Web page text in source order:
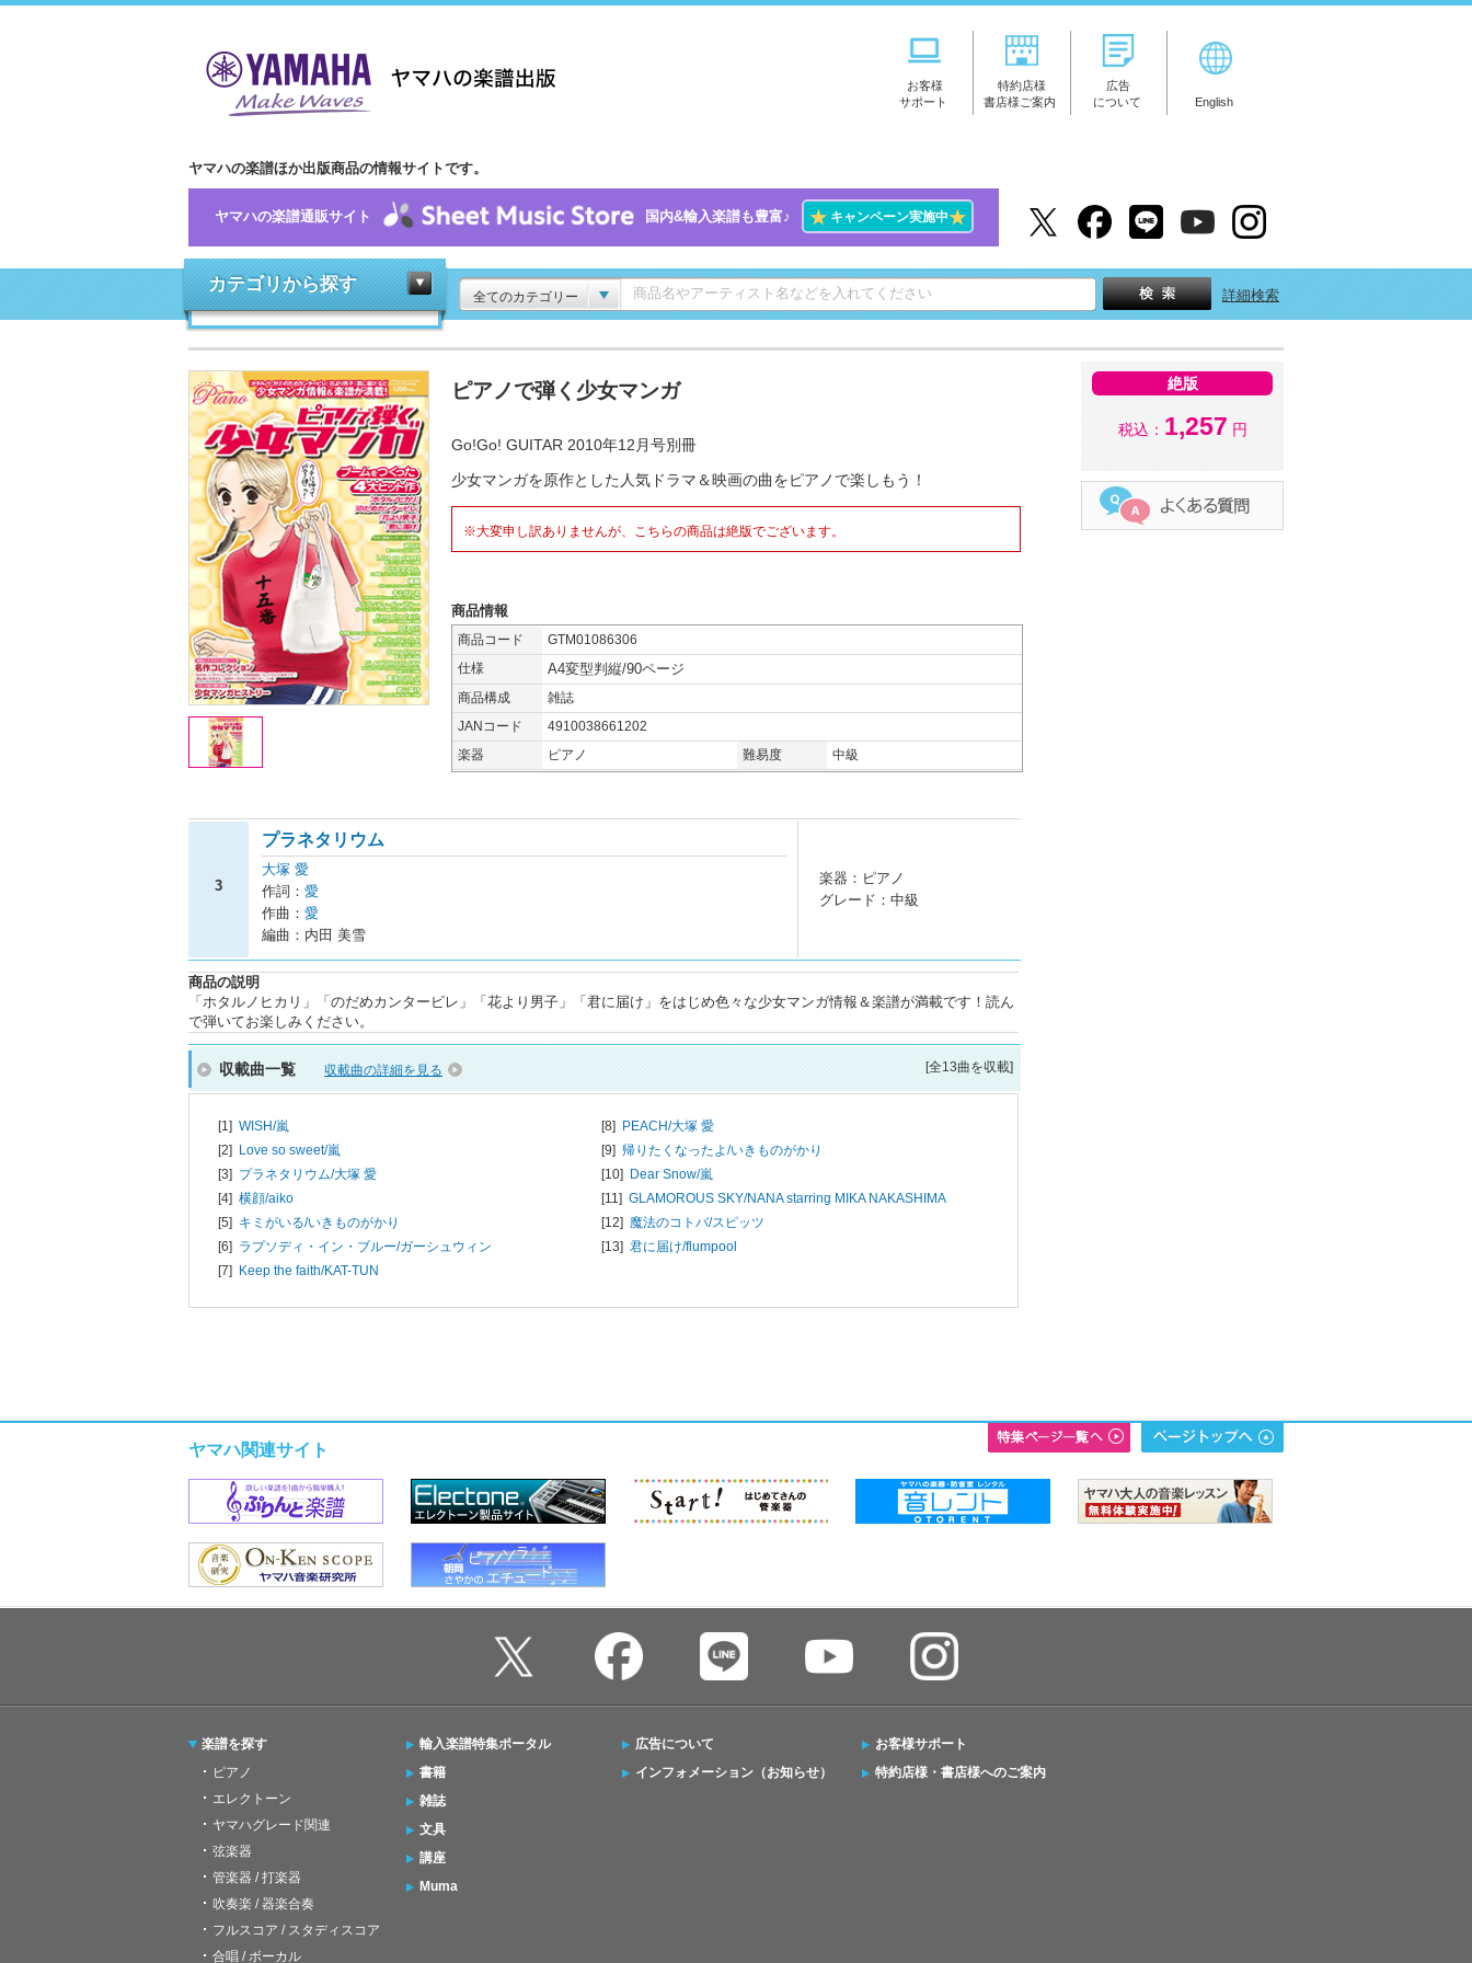
お客様
サポート
特約店様
書店様ご案内
広告
について
English
ヤマハの楽譜ほか出版商品の情報サイトです。
ヤマハの楽譜通販サイト 国内&輸入楽譜も豊富♪ ★キャンペーン実施中★
カテゴリから探す
全てのカテゴリー 詳細検索
ピアノで弾く少女マンガ
Go!Go! GUITAR 2010年12月号別冊
少女マンガを原作とした人気ドラマ＆映画の曲をピアノで楽しもう！
※大変申し訳ありませんが、こちらの商品は絶版でございます。
商品情報
商品コード
GTM01086306
仕様
A4変型判縦/90ページ
商品構成
雑誌
JANコード
4910038661202
楽器
ピアノ 難易度 中級
3
プラネタリウム
大塚 愛
作詞： 愛
作曲： 愛
編曲：内田 美雪
楽器：ピアノ
グレード：中級
商品の説明
「ホタルノヒカリ」「のだめカンタービレ」「花より男子」「君に届け」をはじめ色々な少女マンガ情報＆楽譜が満載です！読ん
で弾いてお楽しみください。
収載曲一覧 収載曲の詳細を見る [全13曲を収載]
[1] WISH/嵐
[2] Love so sweet/嵐
[3] プラネタリウム/大塚 愛
[4] 横顔/aiko
[5] キミがいる/いきものがかり
[6] ラプソディ・イン・ブルー/ガーシュウィン
[7] Keep the faith/KAT-TUN
[8] PEACH/大塚 愛
[9] 帰りたくなったよ/いきものがかり
[10] Dear Snow/嵐
[11] GLAMOROUS SKY/NANA starring MIKA NAKASHIMA
[12] 魔法のコトバ/スピッツ
[13] 君に届け/flumpool
絶版
税込： 1,257 円
ヤマハ関連サイト
楽譜を探す
ピアノ
エレクトーン
ヤマハグレード関連
弦楽器
管楽器 / 打楽器
吹奏楽 / 器楽合奏
フルスコア / スタディスコア
合唱 / ボーカル
輸入楽譜特集ポータル
書籍
雑誌
文具
講座
Muma
広告について
インフォメーション（お知らせ）
お客様サポート
特約店様・書店様へのご案内